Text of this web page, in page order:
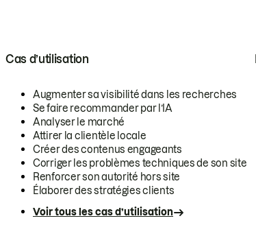
Cas d’utilisation
Augmenter sa visibilité dans les recherches
Se faire recommander par l’IA
Analyser le marché
Attirer la clientèle locale
Créer des contenus engageants
Corriger les problèmes techniques de son site
Renforcer son autorité hors site
Élaborer des stratégies clients
Voir tous les cas d’utilisation